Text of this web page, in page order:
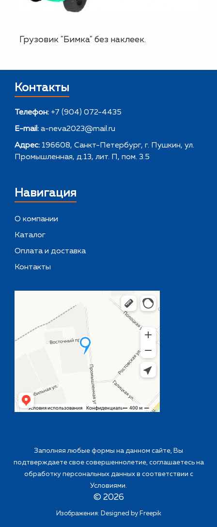
Грузовик "Бимка" без наклеек.
Контакты
Телефон: +7 (904) 072-4435
E-mail: a-neva2023@mail.ru
Адрес: 196608, Санкт-Петербург, г. Пушкин, ул.
Промышленная, д.13, лит. П, пом. 3.5
Навигация
О компании
Каталог
Оплата и доставка
Контакты
Заполняя любые формы на данном сайте, Вы
подтверждаете свое совершеннолетие, соглашаетесь на
обработку персональных данных в соответствии с
Условиями.
© 2026
Изображения: Designed by Freepik